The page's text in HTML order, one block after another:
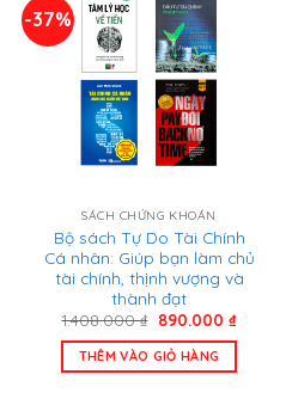
-37%
SÁCH CHỨNG KHOÁN
Bộ sách Tự Do Tài Chính
Cá nhân: Giúp bạn làm chủ
tài chính, thịnh vượng và
thành đạt
1.408.000₫ Giá
là:
1.408.000 ₫.
890.000 ₫Giá
THÊM VÀO GIỎ HÀNG